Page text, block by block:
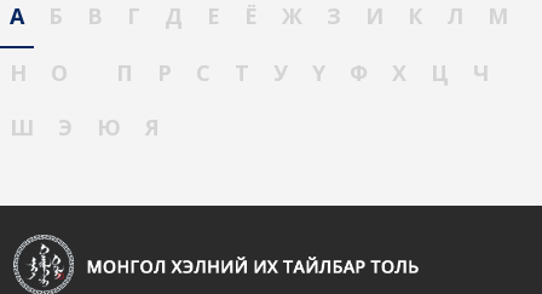
А Б В Г Д Е Ё Ж З И К Л
М
Н
О П Р С Т У Ү Ф Х Ц
Ч
Ш
Э Ю Я